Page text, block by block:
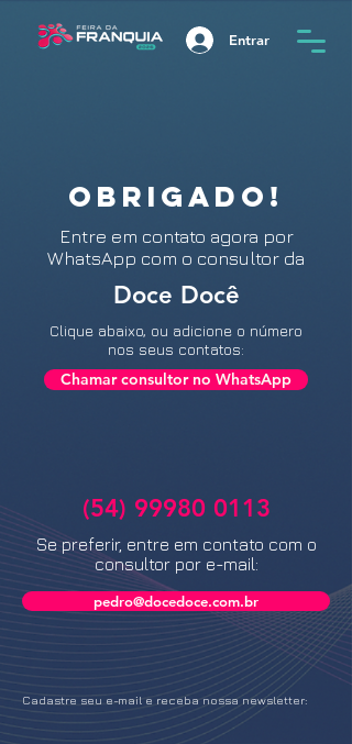
Entrar
OBRIGADO!
Entre em contato agora por
WhatsApp com o consultor da
Doce Docê
Clique abaixo, ou adicione o número
nos seus contatos:
Chamar consultor no WhatsApp
(54) 99980 0113
Se preferir, entre em contato com o
consultor por e-mail:
pedro@docedoce.com.br
Cadastre seu e-mail e receba nossa newsletter: